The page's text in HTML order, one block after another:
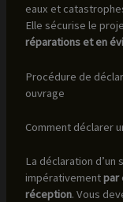
eaux et
Elle sécurise le
réparations et en
Procédure de
ouvrage
Comment déclarer
La déclaration d’un
impérativementpar
réception. Vous